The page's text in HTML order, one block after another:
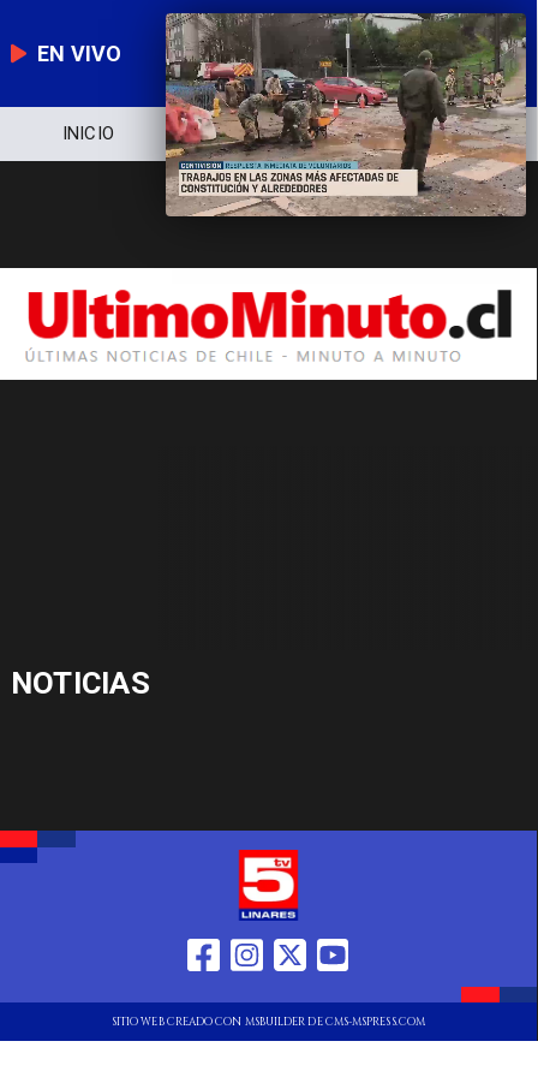
EN VIVO
INICIO NOTICIERO POLÍTICA
NOTICIAS
SITIO WEB CREADO CON MSBUILDER DE CMS-MSPRESS.COM